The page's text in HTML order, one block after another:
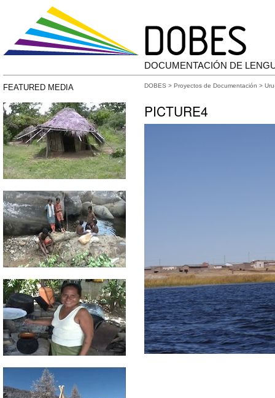
DOCUMENTACIÓN DE
FEATURED MEDIA DOBES > Proyectos de Documentación >
PICTURE4